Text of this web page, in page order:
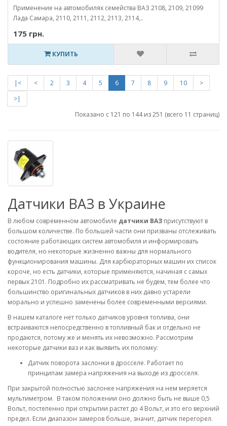
Применение на автомобилях семейства ВАЗ 2108, 2109, 21099
Лада Самара, 2110, 2111, 2112, 2113, 2114,..
175 грн.
КУПИТЬ
|< < 2 3 4 5 6 7 8 9 10
>
>|
Показано с 121 по 144 из 251 (всего 11 страниц)
Датчики ВАЗ в Украине
В любом современном автомобиле датчики ВАЗ присутствуют в
большом количестве. По большей части они призваны отслеживать
состояние работающих систем автомобиля и информировать
водителя, но некоторые жизненно важны для нормального
функционирования машины. Для карбюраторных машин их список
короче, но есть датчики, которые применяются, начиная с самых
первых 2101. Подробно их рассматривать не будем, тем более что
большинство оригинальных датчиков в них давно устарели
морально и успешно заменены более современными версиями.
В нашем каталоге нет только датчиков уровня топлива, они
встраиваются непосредственно в топливный бак и отдельно не
продаются, потому же и менять их невозможно. Рассмотрим
некоторые датчики ваз и как выявить их поломку:
Датчик поворота заслонки в дросселе. Работает по
принципам замера напряжения на выходе из дросселя.
При закрытой полностью заслонке напряжения на нем меряется
мультиметром. В таком положении оно должно быть не выше 0,5
Вольт, постепенно при открытии растет до 4 Вольт, и это его верхний
предел. Если диапазон замеров больше, значит, датчик перегорел.